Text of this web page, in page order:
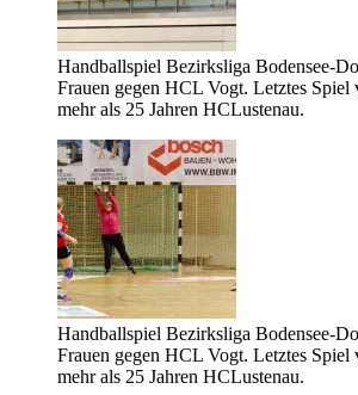
Handballspiel Bezirksliga Bodensee-
Frauen gegen HCL Vogt. Letztes Spiel
mehr als 25 Jahren HCLustenau.
Handballspiel Bezirksliga Bodensee-
Frauen gegen HCL Vogt. Letztes Spiel
mehr als 25 Jahren HCLustenau.